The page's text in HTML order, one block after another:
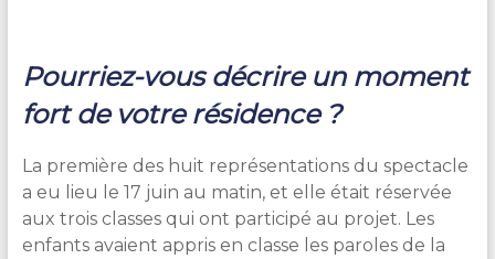
Pourriez-vous décrire un moment
fort de votre résidence ?
La première des huit représentations du spectacle
a eu lieu le 17 juin au matin, et elle était réservée
aux trois classes qui ont participé au projet. Les
enfants avaient appris en classe les paroles de la